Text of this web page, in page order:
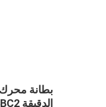
بطانة محرك